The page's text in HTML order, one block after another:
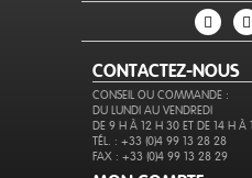
CONTACTEZ-NOUS
CONSEIL OU COMMANDE :
DU LUNDI AU VENDREDI
DE 9 H À 12 H 30 ET DE 14 H À
TÉL. : +33 (0)4 99 13 28 28
FAX : +33 (0)4 99 13 28 29